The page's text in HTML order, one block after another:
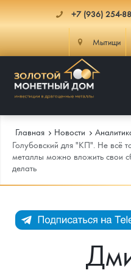
+7 (936) 254-
Мытищи
Каталог
Инвестиционные монеты
Монеты Россия и СССР
Памятные и старинные монеты
Как сделать заказ
Доставка
Главная Новости
Голубовский для "КП". Не всё
металлы можно вложить свои
делать